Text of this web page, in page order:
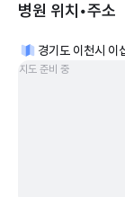
병원 위치•주소
경기도 이천시
지도 준비 중